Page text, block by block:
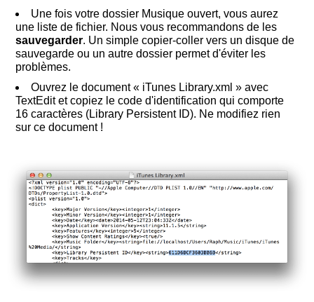
Une fois votre dossier Musique ouvert, vous aurez
une liste de fichier. Nous vous recommandons de les
sauvegarder. Un simple copier-coller vers un disque de
sauvegarde ou un autre dossier permet d'éviter les
problèmes.
Ouvrez le document « iTunes Library.xml » avec
TextEdit et copiez le code d'identification qui comporte
16 caractères (Library Persistent ID). Ne modifiez rien
sur ce document !